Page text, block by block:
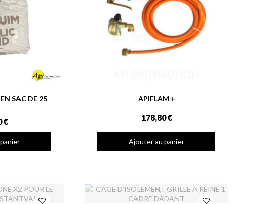
SAC DE 25
€
APIFLAM +
178,80 €
Ajouter au panier